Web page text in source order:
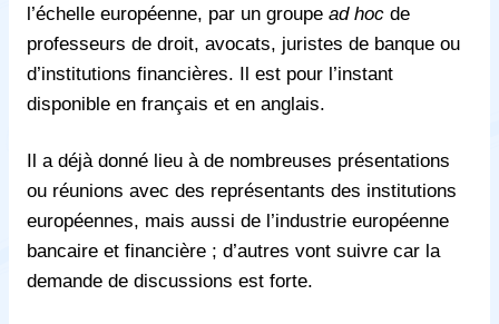
l’échelle européenne, par un groupe ad hoc de
professeurs de droit, avocats, juristes de banque ou
d’institutions financières. Il est pour l’instant
disponible en français et en anglais.
Il a déjà donné lieu à de nombreuses présentations
ou réunions avec des représentants des institutions
européennes, mais aussi de l’industrie européenne
bancaire et financière ; d’autres vont suivre car la
demande de discussions est forte.